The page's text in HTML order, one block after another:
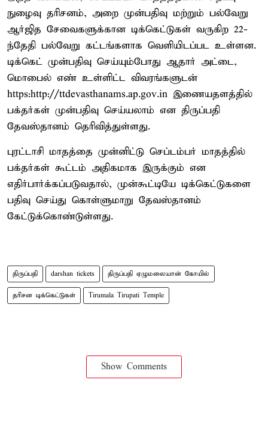
நுழைவு தரிசனம், அறை முன்பதிவு மற்றும் பல்வேறு
ஆர்ஜித சேவைகளுக்கான டிக்கெட்டுகள் வருகிற 22-
ந்தேதி பல்வேறு கட்டங்களாக வெளியிடப்பட உள்ளன.
டிக்கெட் முன்பதிவு செய்யும்போது ஆதார் அட்டை,
மொபைல் எண் உள்ளிட்ட விவரங்களுடன்
https:http://ttdevasthanams.ap.gov.in இணையதளத்தில்
பக்தர்கள் முன்பதிவு செய்யலாம் என திருப்பதி
தேவஸ்தானம் தெரிவித்துள்ளது.
புரட்டாசி மாதத்தை முன்னிட்டு செப்டம்பர் மாதத்தில்
பக்தர்கள் கூட்டம் அதிகமாக இருக்கும் என
எதிர்பார்க்கப்படுவதால், முன்கூட்டியே டிக்கெட்டுகளை
பதிவு செய்து கொள்ளுமாறு தேவஸ்தானம்
கேட்டுக்கொண்டுள்ளது.
திருப்பதி darshan tickets திருப்பதி ஏழுமலையான் கோயில்
தரிசன டிக்கெட்டுகள் Tirumala Tirupati Temple
Show Comments